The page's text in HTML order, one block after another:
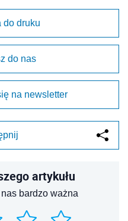
do druku
do nas
na newsletter
artykułu
bardzo ważna